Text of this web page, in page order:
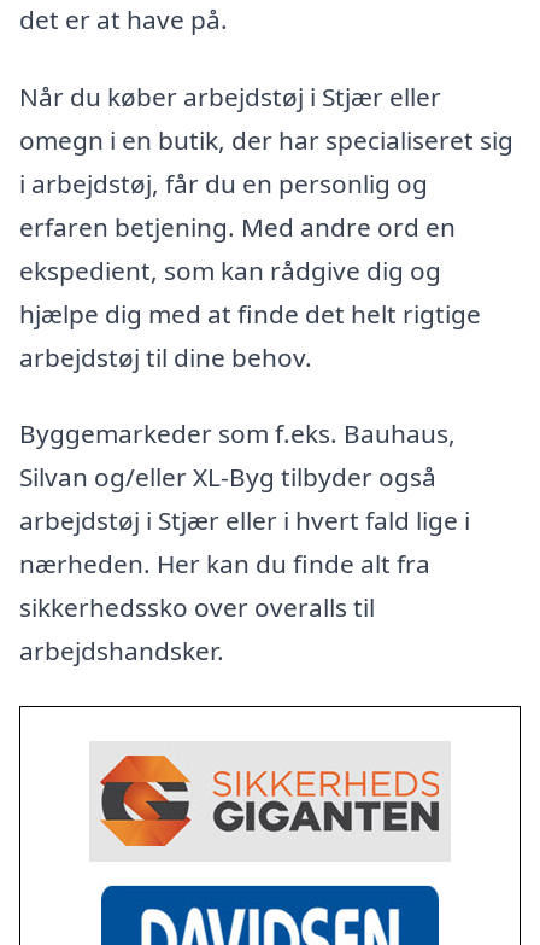
det er at have på.
Når du køber arbejdstøj i Stjær eller
omegn i en butik, der har specialiseret sig
i arbejdstøj, får du en personlig og
erfaren betjening. Med andre ord en
ekspedient, som kan rådgive dig og
hjælpe dig med at finde det helt rigtige
arbejdstøj til dine behov.
Byggemarkeder som f.eks. Bauhaus,
Silvan og/eller XL-Byg tilbyder også
arbejdstøj i Stjær eller i hvert fald lige i
nærheden. Her kan du finde alt fra
sikkerhedssko over overalls til
arbejdshandsker.